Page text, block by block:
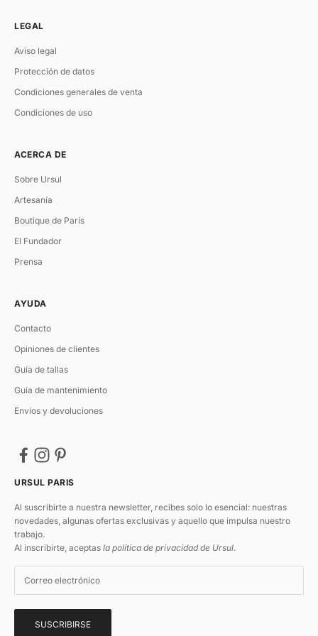
LEGAL
Aviso legal
Protección de datos
Condiciones generales de venta
Condiciones de uso
ACERCA DE
Sobre Ursul
Artesanía
Boutique de París
El Fundador
Prensa
AYUDA
Contacto
Opiniones de clientes
Guía de tallas
Guía de mantenimiento
Envíos y devoluciones
URSUL PARIS
Al suscribirte a nuestra newsletter, recibes solo lo esencial: nuestras
novedades, algunas ofertas exclusivas y aquello que impulsa nuestro
trabajo.
Al inscribirte, aceptas la política de privacidad de Ursul.
SUSCRIBIRSE